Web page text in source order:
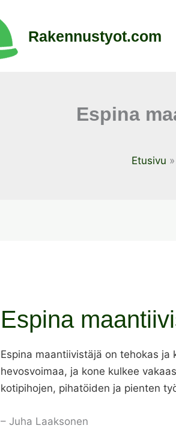
Rakennustyot.com
Espina
Etusivu
Espina
Espina maantiivistäjä on tehokas
hevosvoimaa, ja kone kulkee
kotipihojen, pihatöiden ja pienten
– Juha Laaksonen